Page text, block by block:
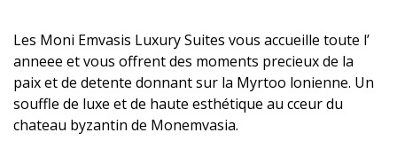
Les Moni Emvasis Luxury Suites vous accueille toute l’
anneee et vous offrent des moments precieux de la
paix et de detente donnant sur la Myrtoo lonienne. Un
souffle de luxe et de haute esthétique au cceur du
chateau byzantin de Monemvasia.